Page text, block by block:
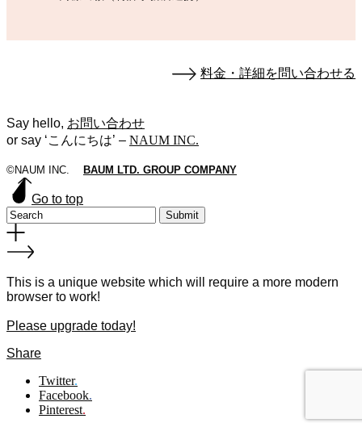
料金・詳細を問い合わせる
Say hello, お問い合わせ
or say ‘こんにちは’ – NAUM INC.
©NAUM INC. BAUM LTD. GROUP COMPANY
Go to top
Submit
This is a unique website which will require a more modern
browser to work!
Please upgrade today!
Share
Twitter.
Facebook.
Pinterest.